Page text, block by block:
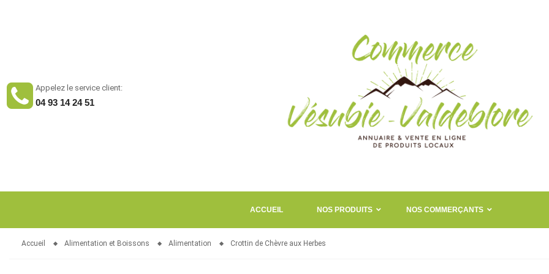
Appelez le service client:
04 93 14 24 51
ACCUEIL NOS PRODUITS NOS COMMERÇANTS
Accueil Alimentation et Boissons Alimentation Crottin de Chèvre aux Herbes